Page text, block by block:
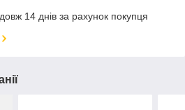
14 днів за рахунок покупця